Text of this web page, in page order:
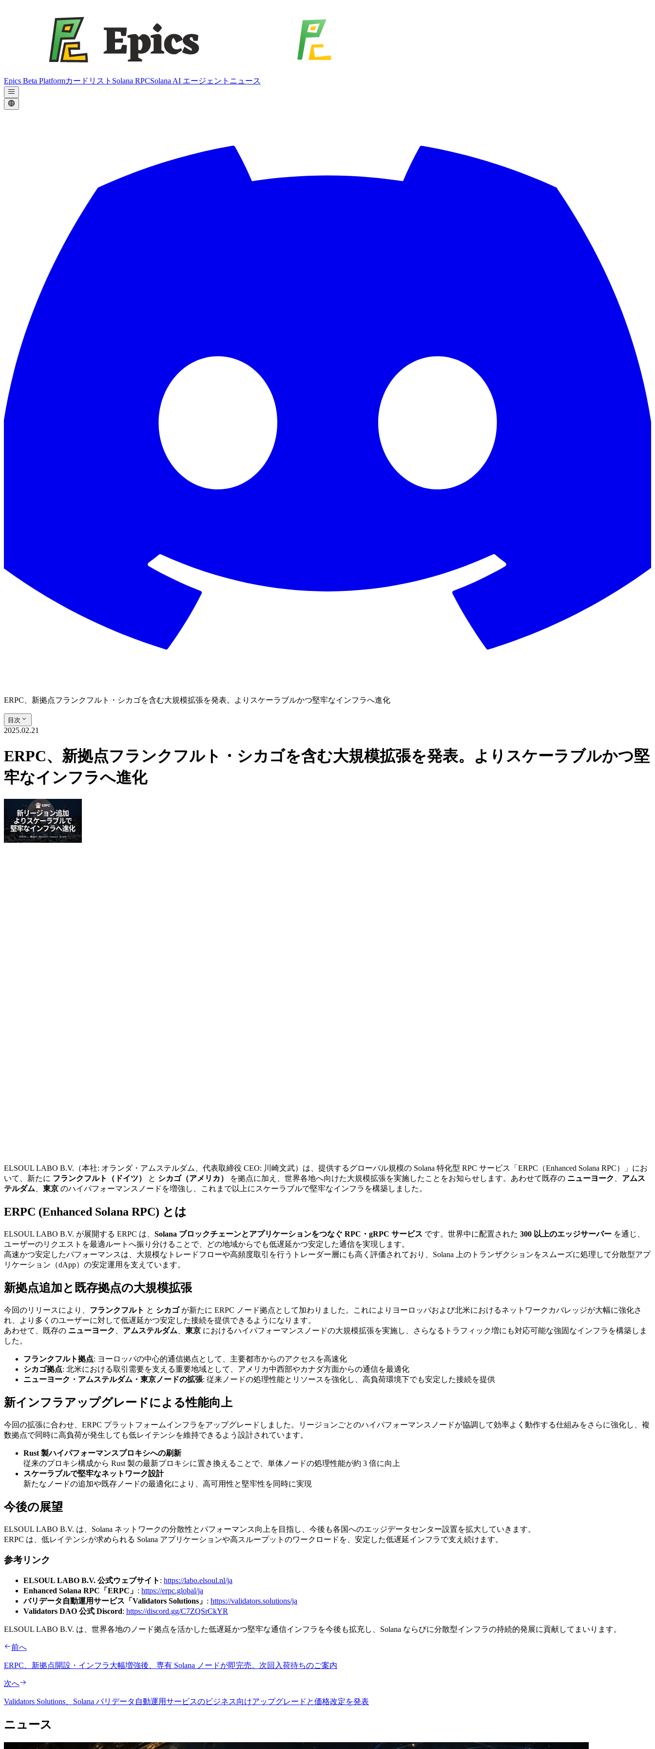
Epics Beta Platformカードリスト Solana RPCSolana AI エージェント ニュース
ERPC、新拠点フランクフルト・シカゴを含む大規模拡張を発表。よりスケーラブルかつ堅牢なインフラへ進化
目次
2025.02.21
ERPC、新拠点フランクフルト・シカゴを含む大規模拡張を発表。よりスケーラブルかつ堅
牢なインフラへ進化
ELSOUL LABO B.V.（本社: オランダ・アムステルダム、代表取締役 CEO: 川崎文武）は、提供するグローバル規模の Solana 特化型 RPC サービス「ERPC（Enhanced Solana RPC）」にお
いて、新たに フランクフルト（ドイツ） と シカゴ（アメリカ） を拠点に加え、世界各地へ向けた大規模拡張を実施したことをお知らせします。あわせて既存の ニューヨーク
アムス
テルダム
東京 のハイパフォーマンスノードを増強し、これまで以上にスケーラブルで堅牢なインフラを構築しました。
ERPC (Enhanced Solana RPC) とは
ELSOUL LABO B.V. が展開する ERPC は、 Solana ブロックチェーンとアプリケーションをつなぐ RPC・gRPC サービス です。世界中に配置された 300 以上のエッジサーバー を通じ、
ユーザーのリクエストを最適ルートへ振り分けることで、どの地域からでも低遅延かつ安定した通信を実現します。
高速かつ安定したパフォーマンスは、大規模なトレードフローや高頻度取引を行うトレーダー層にも高く評価されており、Solana 上のトランザクションをスムーズに処理して分散型アプ
リケーション（dApp）の安定運用を支えています。
新拠点追加と既存拠点の大規模拡張
今回のリリースにより、 フランクフルト と シカゴが新たに ERPC ノード拠点として加わりました。これによりヨーロッパおよび北米におけるネットワークカバレッジが大幅に強化さ
れ、より多くのユーザーに対して低遅延かつ安定した接続を提供できるようになります。
あわせて、既存の ニューヨーク アムステルダム 東京 におけるハイパフォーマンスノードの大規模拡張を実施し、さらなるトラフィック増にも対応可能な強固なインフラを構築しま
した。
フランクフルト拠点: ヨーロッパの中心的通信拠点として、主要都市からのアクセスを高速化
シカゴ拠点: 北米における取引需要を支える重要地域として、アメリカ中西部やカナダ方面からの通信を最適化
ニューヨーク・アムステルダム・東京ノードの拡張: 従来ノードの処理性能とリソースを強化し、高負荷環境下でも安定した接続を提供
新インフラアップグレードによる性能向上
今回の拡張に合わせ、ERPC プラットフォームインフラをアップグレードしました。リージョンごとのハイパフォーマンスノードが協調して効率よく動作する仕組みをさらに強化し、複
数拠点で同時に高負荷が発生しても低レイテンシを維持できるよう設計されています。
Rust 製ハイパフォーマンスプロキシへの刷新
従来のプロキシ構成から Rust 製の最新プロキシに置き換えることで、単体ノードの処理性能が約 3 倍に向上
スケーラブルで堅牢なネットワーク設計
新たなノードの追加や既存ノードの最適化により、高可用性と堅牢性を同時に実現
今後の展望
ELSOUL LABO B.V. は、Solana ネットワークの分散性とパフォーマンス向上を目指し、今後も各国へのエッジデータセンター設置を拡大していきます。
ERPC は、低レイテンシが求められる Solana アプリケーションや高スループットのワークロードを、安定した低遅延インフラで支え続けます。
参考リンク
ELSOUL LABO B.V. 公式ウェブサイト : https://labo.elsoul.nl/ja
Enhanced Solana RPC「ERPC」 : https://erpc.global/ja
バリデータ自動運用サービス「Validators Solutions」 : https://validators.solutions/ja
Validators DAO 公式 Discord: https://discord.gg/C7ZQSrCkYR
ELSOUL LABO B.V. は、世界各地のノード拠点を活かした低遅延かつ堅牢な通信インフラを今後も拡充し、Solana ならびに分散型インフラの持続的発展に貢献してまいります。
前へ
ERPC、新拠点開設・インフラ大幅増強後、専有 Solana ノードが即完売。次回入荷待ちのご案内
次へ
Validators Solutions、Solana バリデータ自動運用サービスのビジネス向けアップグレードと価格改定を発表
ニュース